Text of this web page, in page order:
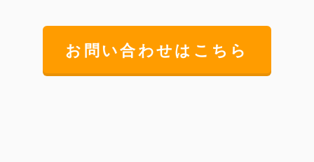
お問い合わせはこちら